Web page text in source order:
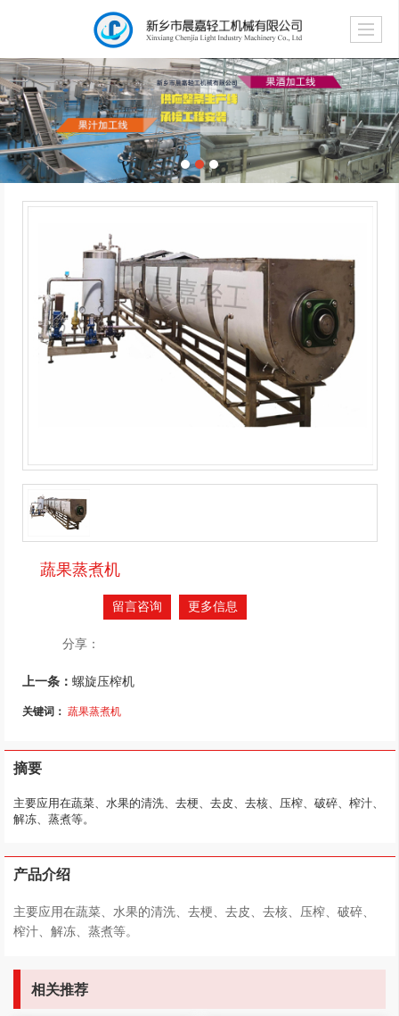
蔬果蒸煮机
留言咨询 更多信息
分享：
上一条： 螺旋压榨机
关键词： 蔬果蒸煮机
摘要
主要应用在蔬菜、水果的清洗、去梗、去皮、去核、压榨、破碎、榨汁、
解冻、蒸煮等。
产品介绍
主要应用在蔬菜、水果的清洗、去梗、去皮、去核、压榨、破碎、
榨汁、解冻、蒸煮等。
相关推荐